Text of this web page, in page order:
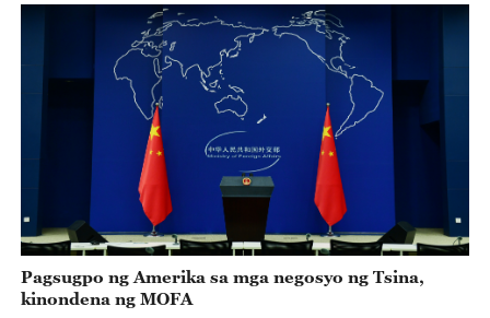
Pagsugpo ng Amerika sa mga negosyo ng Tsina,
kinondena ng MOFA